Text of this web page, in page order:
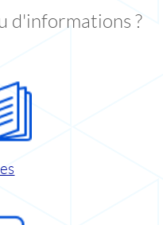
d'informations ?